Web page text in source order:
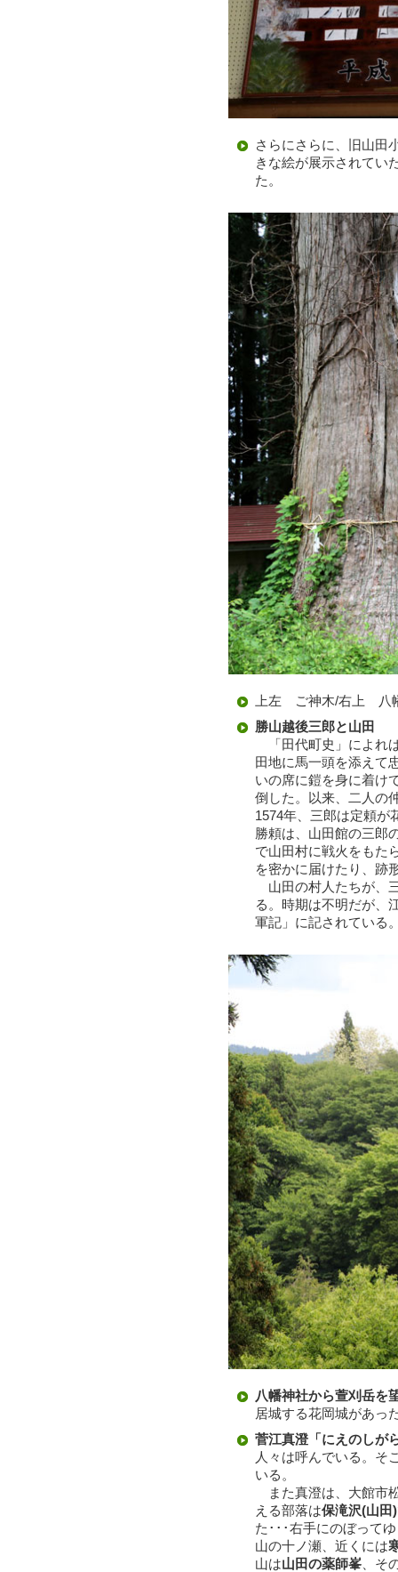
さらにさらに、旧山田
きな絵が展示されてい
た。
上左 ご神木/右上 八
勝山越後三郎と山田
「田代町史」によれ
田地に馬一頭を添えて
いの席に鎧を身に着け
倒した。以来、二人の
1574年、三郎は定頼が
勝頼は、山田館の三郎
で山田村に戦火をもた
を密かに届けたり、跡
山田の村人たちが、
る。時期は不明だが、
軍記」に記されている
八幡神社から萱刈岳を
居城する花岡城があっ
菅江真澄「にえのしが
人々は呼んでいる。そ
いる。
また真澄は、大館市
える部落は保滝沢(山田)
た･･･右手にのぼって
山の十ノ瀬、近くには
山は山田の薬師峯、そ